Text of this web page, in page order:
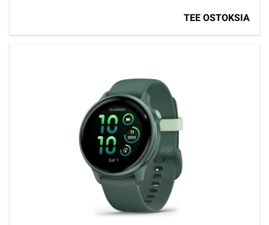
TEE OSTOKSIA